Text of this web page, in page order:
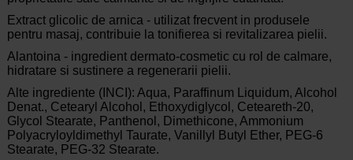
Extract glicolic de arnica - utilizat frecvent in produsele
pentru masaj, contribuie la tonifierea si revitalizarea pielii.
Alantoina - ingredient dermato-cosmetic cu rol de calmare,
hidratare si sustinere a regenerarii pielii.
Alte ingrediente (INCI): Aqua, Paraffinum Liquidum, Alcohol
Denat., Cetearyl Alcohol, Ethoxydiglycol, Ceteareth-20,
Glycol Stearate, Panthenol, Dimethicone, Ammonium
Polyacryloyldimethyl Taurate, Vanillyl Butyl Ether, PEG-6
Stearate, PEG-32 Stearate.